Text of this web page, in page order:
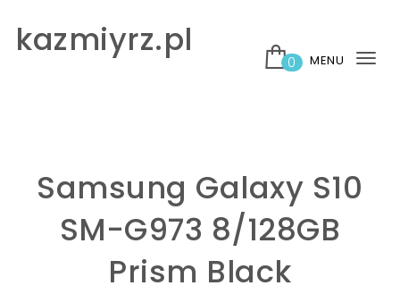
kazmiyrz.pl
0 MENU
Samsung Galaxy S10
SM-G973 8/128GB
Prism Black